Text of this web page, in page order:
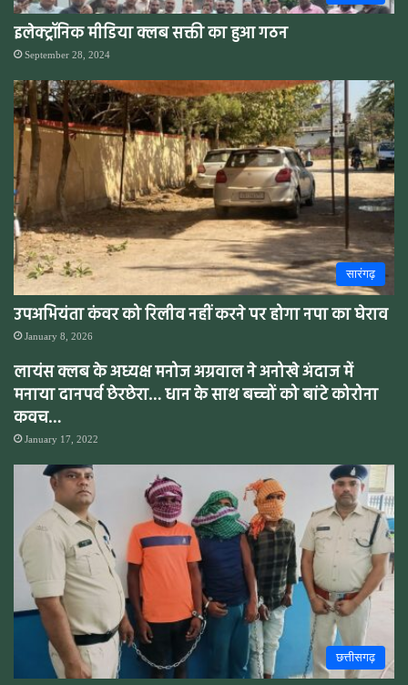
इलेक्ट्रॉनिक मीडिया क्लब सक्ती का हुआ गठन
September 28, 2024
सारंगढ़
उपअभियंता कंवर को रिलीव नहीं करने पर होगा नपा का घेराव
January 8, 2026
लायंस क्लब के अध्यक्ष मनोज अग्रवाल ने अनोखे अंदाज में
मनाया दानपर्व छेरछेरा… धान के साथ बच्चों को बांटे कोरोना
कवच…
January 17, 2022
छत्तीसगढ़